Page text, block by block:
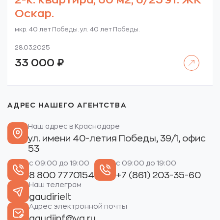
Оскар.
мкр. 40 лет Победы. ул. 40 лет Победы.
28.03.2025
33 000 ₽
АДРЕС НАШЕГО АГЕНТСТВА
Наш адрес в Краснодаре
ул. имени 40-летия Победы, 39/1, офис
53
с 09:00 до 19:00
8 800 7770154
с 09:00 до 19:00
+7 (861) 203-35-60
Наш телеграм
gaudirielt
Адрес электронной почты